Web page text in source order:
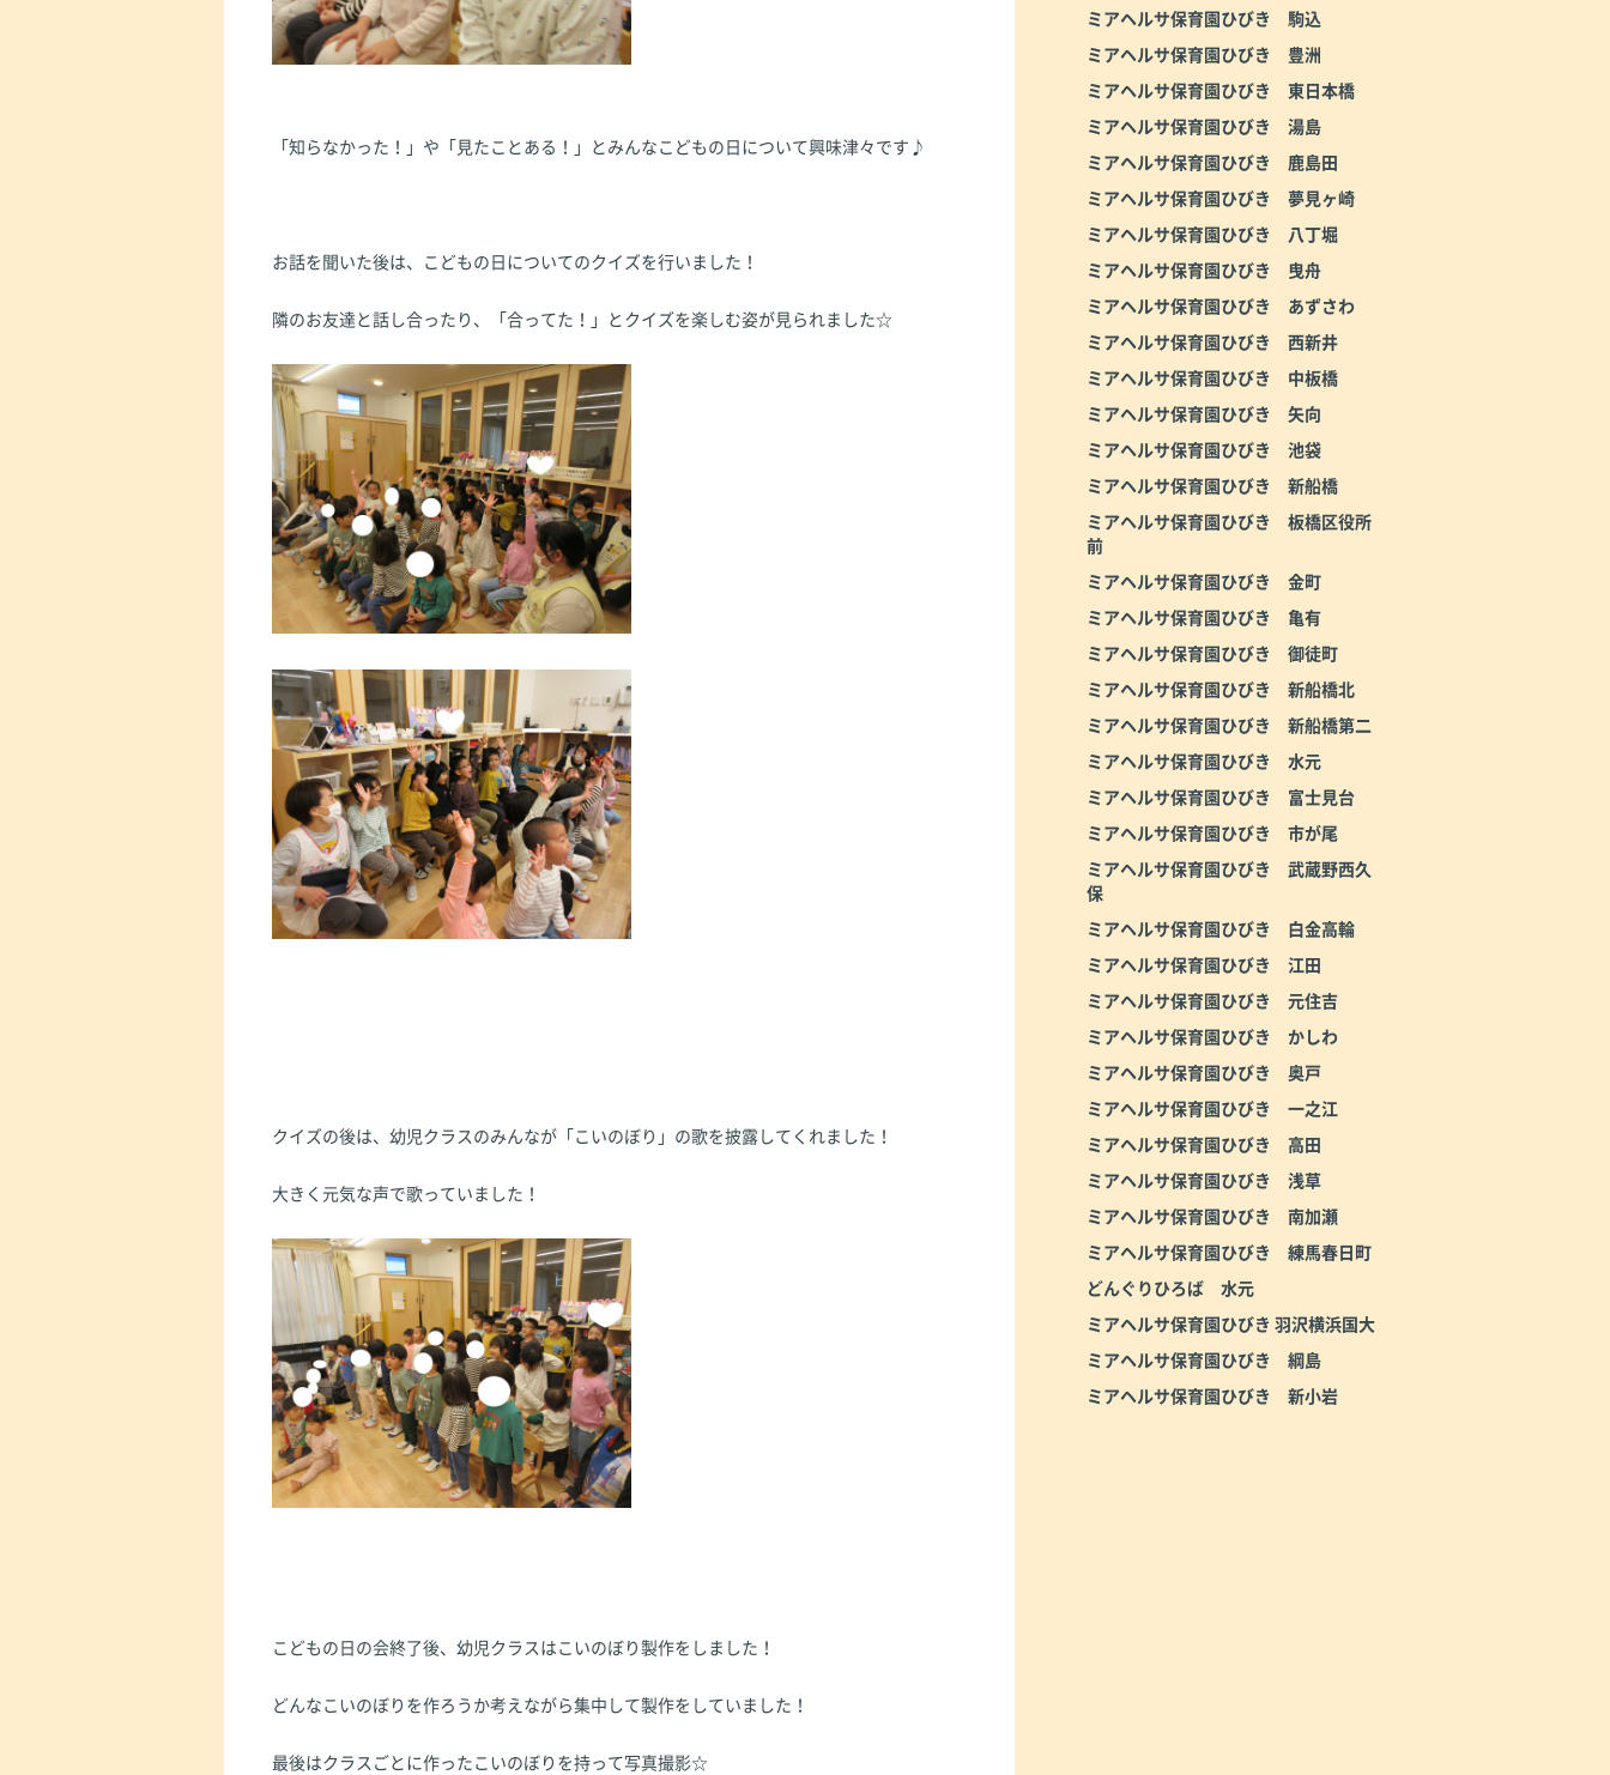
「知らなかった！」や「見たことある！」とみんなこどもの日について興味津々です♪
お話を聞いた後は、こどもの日についてのクイズを行いました！
隣のお友達と話し合ったり、「合ってた！」とクイズを楽しむ姿が見られました☆
クイズの後は、幼児クラスのみんなが「こいのぼり」の歌を披露してくれました！
大きく元気な声で歌っていました！
こどもの日の会終了後、幼児クラスはこいのぼり製作をしました！
どんなこいのぼりを作ろうか考えながら集中して製作をしていました！
最後はクラスごとに作ったこいのぼりを持って写真撮影☆
ミアヘルサ保育園ひびき 駒込
ミアヘルサ保育園ひびき 豊洲
ミアヘルサ保育園ひびき 東日本橋
ミアヘルサ保育園ひびき 湯島
ミアヘルサ保育園ひびき 鹿島田
ミアヘルサ保育園ひびき 夢見ヶ崎
ミアヘルサ保育園ひびき 八丁堀
ミアヘルサ保育園ひびき 曳舟
ミアヘルサ保育園ひびき あずさわ
ミアヘルサ保育園ひびき 西新井
ミアヘルサ保育園ひびき 中板橋
ミアヘルサ保育園ひびき 矢向
ミアヘルサ保育園ひびき 池袋
ミアヘルサ保育園ひびき 新船橋
ミアヘルサ保育園ひびき 板橋区役所
前
ミアヘルサ保育園ひびき 金町
ミアヘルサ保育園ひびき 亀有
ミアヘルサ保育園ひびき 御徒町
ミアヘルサ保育園ひびき 新船橋北
ミアヘルサ保育園ひびき 新船橋第二
ミアヘルサ保育園ひびき 水元
ミアヘルサ保育園ひびき 富士見台
ミアヘルサ保育園ひびき 市が尾
ミアヘルサ保育園ひびき 武蔵野西久
保
ミアヘルサ保育園ひびき 白金高輪
ミアヘルサ保育園ひびき 江田
ミアヘルサ保育園ひびき 元住吉
ミアヘルサ保育園ひびき かしわ
ミアヘルサ保育園ひびき 奥戸
ミアヘルサ保育園ひびき 一之江
ミアヘルサ保育園ひびき 高田
ミアヘルサ保育園ひびき 浅草
ミアヘルサ保育園ひびき 南加瀬
ミアヘルサ保育園ひびき 練馬春日町
どんぐりひろば 水元
ミアヘルサ保育園ひびき 羽沢横浜国大
ミアヘルサ保育園ひびき 綱島
ミアヘルサ保育園ひびき 新小岩